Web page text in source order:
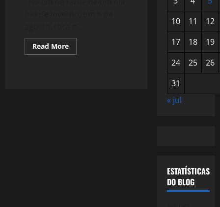
Read MoreRead
more
10
11
12
17
18
19
24
25
26
31
« jul
ESTATÍSTICAS
DO BLOG